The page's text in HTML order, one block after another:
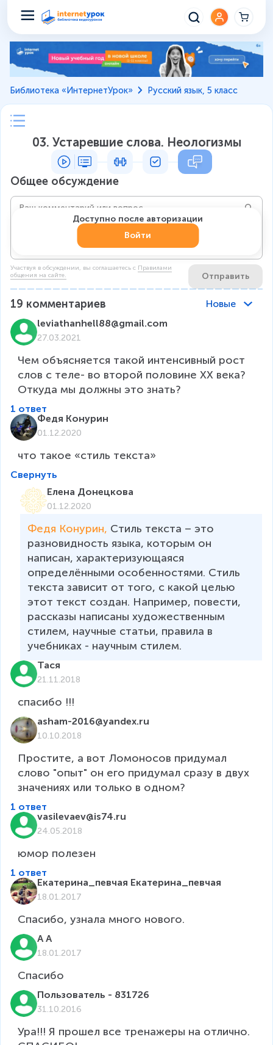
Библиотека «ИнтернетУрок» Русский язык, 5 класс
03. Устаревшие слова. Неологизмы
Общее обсуждение
Участвуя в обсуждении, вы соглашаетесь c Правилами
общения на сайте.
Отправить
Доступно после авторизации
Войти
19 комментариев
Новые
leviathanhell88@gmail.com
27.03.2021
Чем объясняется такой интенсивный рост
слов с теле- во второй половине XX века?
Откуда мы должны это знать?
1 ответ
Федя Конурин
01.12.2020
что такое «стиль текста»
Свернуть
Елена Донецкова
01.12.2020
Федя Конурин, Стиль текста – это
разновидность языка, которым он
написан, характеризующаяся
определёнными особенностями. Стиль
текста зависит от того, с какой целью
этот текст создан. Например, повести,
рассказы написаны художественным
стилем, научные статьи, правила в
учебниках - научным стилем.
Тася
21.11.2018
спасибо !!!
asham-2016@yandex.ru
10.10.2018
Простите, а вот Ломоносов придумал
слово "опыт" он его придумал сразу в двух
1 ответ
vasilevaev@is74.ru
24.05.2018
юмор полезен
1 ответ
Екатерина_певчая Екатерина_певчая
18.01.2017
Спасибо, узнала много нового.
A A
18.01.2017
Пользователь - 831726
31.10.2016
Ура!!! Я прошел все тренажеры на отлично.